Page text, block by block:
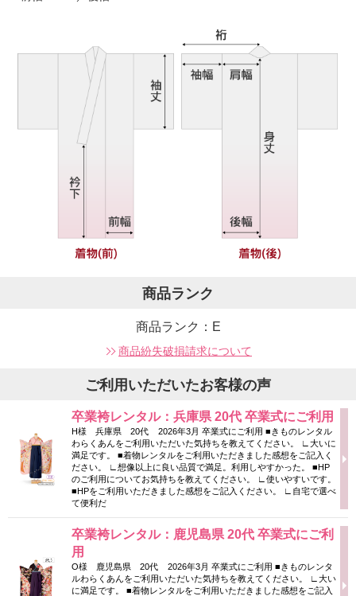
商品ランク
商品ランク：E
商品紛失破損請求について
ご利用いただいたお客様の声
卒業袴レンタル：兵庫県 20代 卒業式にご利用
H様 兵庫県 20代 2026年3月 卒業式にご利用 ■きものレンタル
わらくあんをご利用いただいた気持ちを教えてください。 ∟大いに
満足です。 ■着物レンタルをご利用いただきました感想をご記入く
ださい。 ∟想像以上に良い品質で満足。利用しやすかった。 ■HP
のご利用についてお気持ちを教えてください。 ∟使いやすいです。
■HPをご利用いただきました感想をご記入ください。 ∟自宅で選べ
て便利だ
卒業袴レンタル：鹿児島県 20代 卒業式にご利
用
O様 鹿児島県 20代 2026年3月 卒業式にご利用 ■きものレンタ
ルわらくあんをご利用いただいた気持ちを教えてください。 ∟大い
に満足です。 ■着物レンタルをご利用いただきました感想をご記入